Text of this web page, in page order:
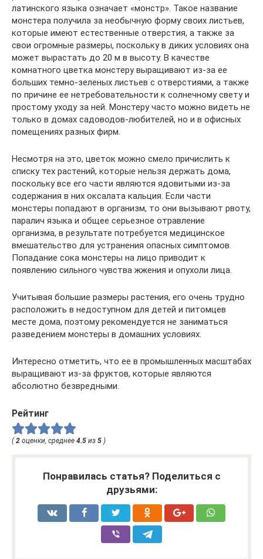
латинского языка означает «монстр». Такое название
монстера получила за необычную форму своих листьев,
которые имеют естественные отверстия, а также за
свои огромные размеры, поскольку в диких условиях она
может вырастать до 20 м в высоту. В качестве
комнатного цветка монстеру выращивают из-за ее
больших темно-зеленых листьев с отверстиями, а также
по причине ее нетребовательности к солнечному свету и
простому уходу за ней. Монстеру часто можно видеть не
только в домах садоводов-любителей, но и в офисных
помещениях разных фирм.
Несмотря на это, цветок можно смело причислить к
списку тех растений, которые нельзя держать дома,
поскольку все его части являются ядовитыми из-за
содержания в них оксалата кальция. Если части
монстеры попадают в организм, то они вызывают рвоту,
паралич языка и общее серьезное отравление
организма, в результате потребуется медицинское
вмешательство для устранения опасных симптомов.
Попадание сока монстеры на лицо приводит к
появлению сильного чувства жжения и опухоли лица.
Учитывая большие размеры растения, его очень трудно
расположить в недоступном для детей и питомцев
месте дома, поэтому рекомендуется не заниматься
разведением монстеры в домашних условиях.
Интересно отметить, что ее в промышленных масштабах
выращивают из-за фруктов, которые являются
абсолютно безвредными.
Рейтинг
( 2 оценки, среднее 4.5 из 5 )
Понравилась статья? Поделиться с
друзьями: